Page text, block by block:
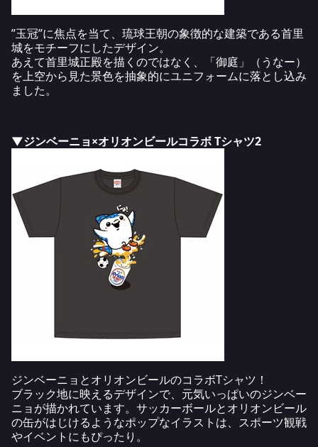
”玉冠”に焦点を当て、琉球王朝の象徴的な建築である首里
城をモチーフにしたデザイン。
あえて首里城正殿を描くのではなく、「御庭」（うなー）
を上空から見た景色を抽象的にユニフォームに落とし込み
ました。
▼ジンベーニョ×オリオンビールコラボ Tシャツ2
ジンベーニョとオリオンビールのコラボTシャツ！
ブラック地に映えるデザインで、元気いっぱいのジンベー
ニョが描かれています。サッカーボールとオリオンビール
の缶がはじけるようなポップなイラストは、スポーツ観戦
やイベントにもぴったり。